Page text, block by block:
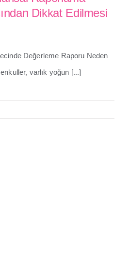
Değerlemesi:
ve Finansal
Açısından
Gerekenler
Dikkat Edilmesi
Değerleme Raporu Neden
varlık yoğun [...]